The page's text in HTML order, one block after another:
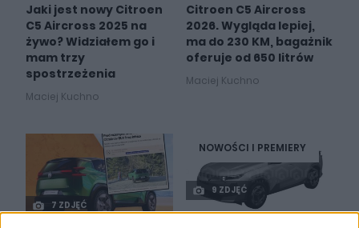
Jaki jest nowy Citroen
C5 Aircross 2025 na
żywo? Widziałem go i
mam trzy
spostrzeżenia
Maciej Kuchno
Citroen C5 Aircross
2026. Wygląda lepiej,
ma do 230 KM, bagażnik
oferuje od 650 litrów
Maciej Kuchno
7 ZDJĘĆ
NOWOŚCI I PREMIERY
9 ZDJĘĆ